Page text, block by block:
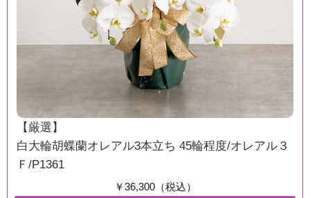
【厳選】
白大輪胡蝶蘭オレアル3本立ち 45輪程度/オレアル３
Ｆ/P1361
￥36,300（税込）